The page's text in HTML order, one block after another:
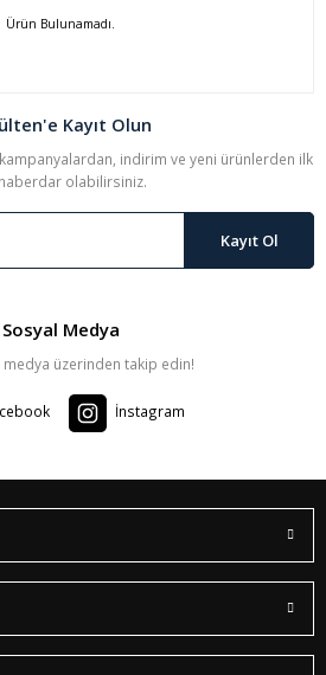
Ürün Bulunamadı.
Kayıt Olun
indirim ve yeni ürünlerden ilk
olabilirsiniz.
Kayıt Ol
Sosyal Medya
üzerinden takip edin!
İnstagram